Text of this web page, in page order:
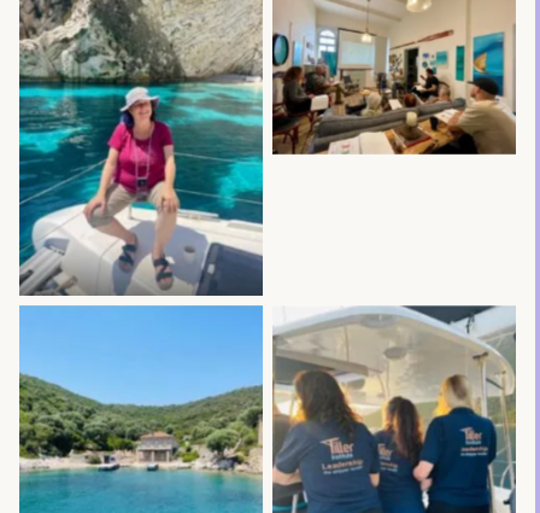
No Caption
No Caption
No Caption
No Caption